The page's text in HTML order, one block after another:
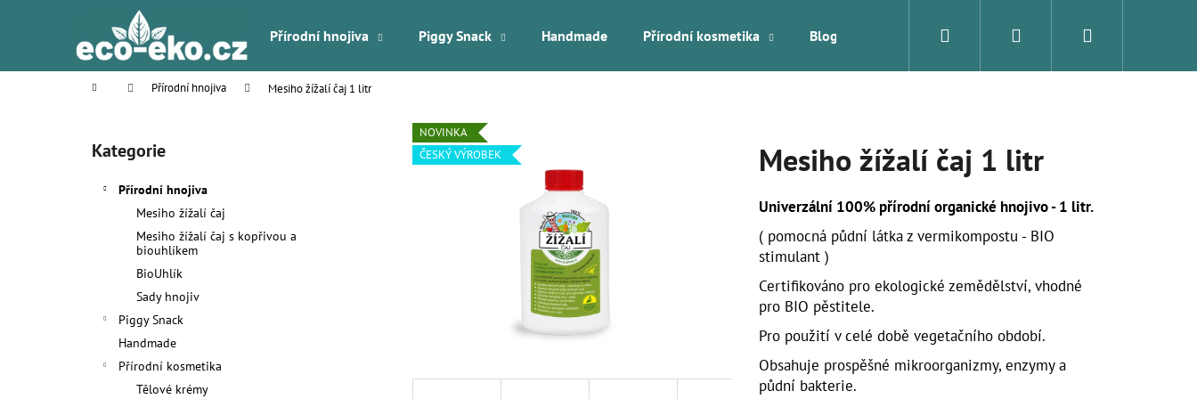
Přírodní hnojiva Piggy Snack Handmade Přírodní kosmetika Blog Přihlášení
Domů Přírodní hnojiva Mesiho žížalí čaj 1 litr
Přeskočit
kategorie
Kategorie
Přírodní hnojiva
Mesiho žížalí čaj
Mesiho žížalí čaj s kopřivou a
biouhlíkem
BioUhlík
Sady hnojiv
Piggy Snack
Handmade
Přírodní kosmetika
Tělové krémy
Mesiho žížalí čaj 1 litr
Univerzální 100% přírodní organické hnojivo - 1 litr.
( pomocná půdní látka z vermikompostu - BIO
stimulant )
Certifikováno pro ekologické zemědělství, vhodné
pro BIO pěstitele.
Pro použití v celé době vegetačního období.
Obsahuje prospěšné mikroorganizmy, enzymy a
půdní bakterie.
NOVINKA
ČESKÝ VÝROBEK
í
Zpět
do
Zpět
do
Doporučujeme